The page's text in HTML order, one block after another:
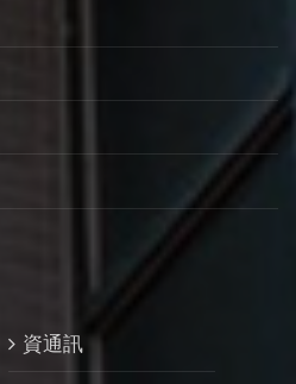
資通訊